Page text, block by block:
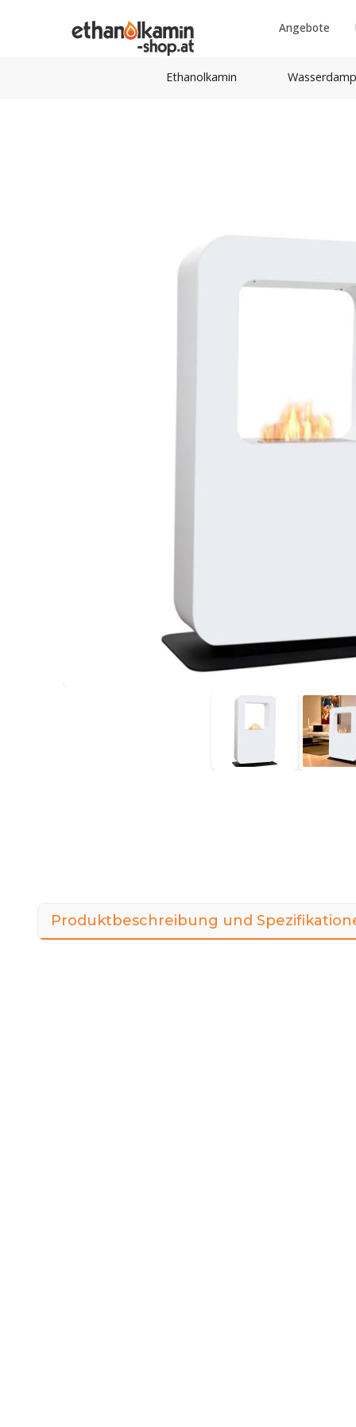
Angebote
Ethanolkamin
Produktbeschreibung und